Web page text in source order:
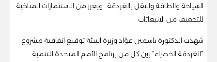
السياحة والطاقة والنقل بالغردقة.. ويعزز من الاستثمارات المناخية
للتخفيف من الانبعاثات
شهدت الدكتورة ياسمين فؤاد وزيرة البيئة توقيع اتفاقية مشروع
"الغردقة الخضراء" بين كل من برنامج الأمم المتحدة للتنمية